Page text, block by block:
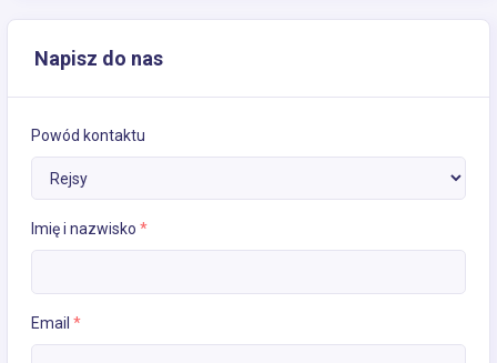
Napisz do nas
Powód kontaktu
Imię i nazwisko *
Email *